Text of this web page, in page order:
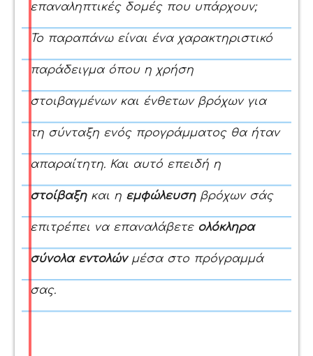
επαναληπτικές δομές που υπάρχουν;
Το παραπάνω είναι ένα χαρακτηριστικό
παράδειγμα όπου η χρήση
στοιβαγμένων και ένθετων βρόχων για
τη σύνταξη ενός προγράμματος θα ήταν
απαραίτητη. Και αυτό επειδή η
στοίβαξηκαι η εμφώλευσηβρόχων σάς
επιτρέπει να επαναλάβετε ολόκληρα
σύνολα εντολώνμέσα στο πρόγραμμά
σας.